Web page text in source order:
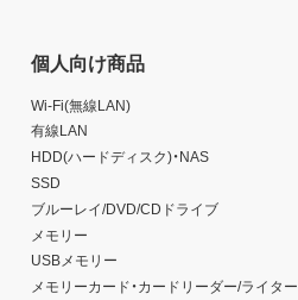
個人向け商品
Wi-Fi(無線LAN)
有線LAN
HDD(ハードディスク)・NAS
SSD
ブルーレイ/DVD/CDドライブ
メモリー
USBメモリー
メモリーカード・カードリーダー/ライター